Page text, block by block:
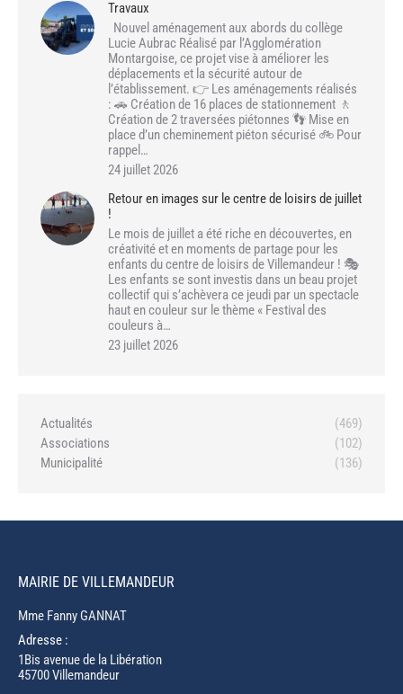
Travaux
Nouvel aménagement aux abords du collège
Lucie Aubrac Réalisé par l’Agglomération
Montargoise, ce projet vise à améliorer les
déplacements et la sécurité autour de
l’établissement. 👉 Les aménagements réalisés
: 🚗 Création de 16 places de stationnement 🚶
Création de 2 traversées piétonnes 👣 Mise en
place d’un cheminement piéton sécurisé 🚲 Pour
rappel…
24 juillet 2026
Retour en images sur le centre de loisirs de juillet
!
Le mois de juillet a été riche en découvertes, en
créativité et en moments de partage pour les
enfants du centre de loisirs de Villemandeur ! 🎭
Les enfants se sont investis dans un beau projet
collectif qui s’achèvera ce jeudi par un spectacle
haut en couleur sur le thème « Festival des
couleurs à…
23 juillet 2026
Actualités
(469)
Associations
(102)
Municipalité
(136)
MAIRIE DE VILLEMANDEUR
Mme Fanny GANNAT
Adresse :
1Bis avenue de la Libération
45700 Villemandeur